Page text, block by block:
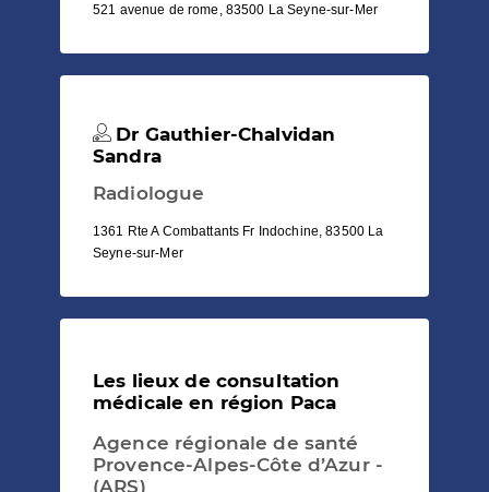
521 avenue de rome, 83500 La Seyne-sur-Mer
Dr Gauthier-Chalvidan
Sandra
Radiologue
1361 Rte A Combattants Fr Indochine, 83500 La
Seyne-sur-Mer
Les lieux de consultation
médicale en région Paca
Agence régionale de santé
Provence-Alpes-Côte d’Azur -
(ARS)